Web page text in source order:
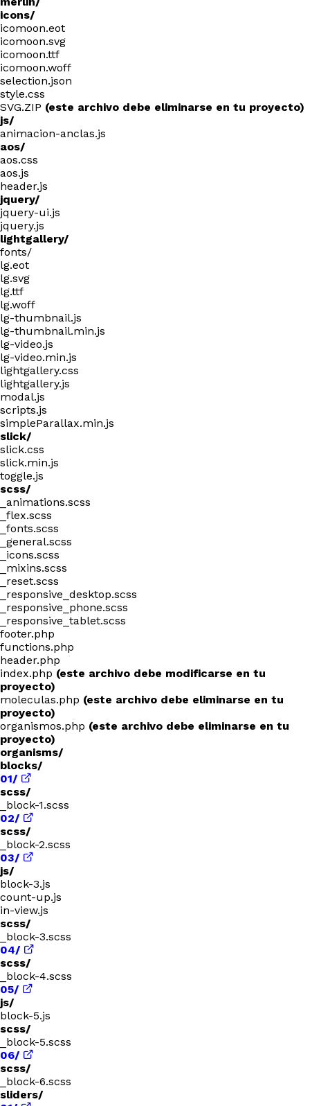
icons/
icomoon.eot
icomoon.svg
icomoon.ttf
icomoon.woff
selection.json
style.css
SVG.ZIP (este archivo debe eliminarse en tu proyecto)
js/
animacion-anclas.js
aos/
aos.css
aos.js
header.js
jquery/
jquery-ui.js
jquery.js
lightgallery/
fonts/
lg.eot
lg.svg
lg.ttf
lg.woff
lg-thumbnail.js
lg-thumbnail.min.js
lg-video.js
lg-video.min.js
lightgallery.css
lightgallery.js
modal.js
scripts.js
simpleParallax.min.js
slick/
slick.css
slick.min.js
toggle.js
scss/
_animations.scss
_flex.scss
_fonts.scss
_general.scss
_icons.scss
_mixins.scss
_reset.scss
_responsive_desktop.scss
_responsive_phone.scss
_responsive_tablet.scss
footer.php
functions.php
header.php
index.php (este archivo debe modificarse en tu
proyecto)
moleculas.php (este archivo debe eliminarse en tu
proyecto)
organismos.php (este archivo debe eliminarse en tu
proyecto)
organisms/
blocks/
01/
scss/
_block-1.scss
02/
scss/
_block-2.scss
03/
js/
block-3.js
count-up.js
in-view.js
scss/
_block-3.scss
04/
scss/
_block-4.scss
05/
js/
block-5.js
scss/
_block-5.scss
06/
scss/
_block-6.scss
sliders/